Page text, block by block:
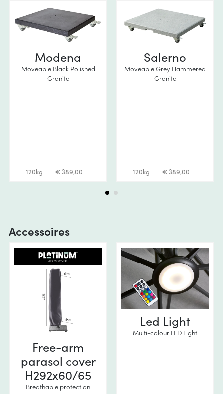
Modena
Moveable Black Polished
Granite
120kg € 389,00
Salerno
Moveable Grey Hammered
Granite
120kg € 389,00
Accessoires
Free-arm
parasol cover
H292x60/65
Breathable protection
Led Light
Multi-colour LED Light